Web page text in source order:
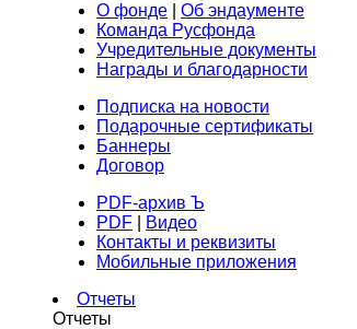
О фонде
Об эндаументе
Команда Русфонда
Учредительные документы
Награды и благодарности
Подписка на новости
Подарочные сертификаты
Баннеры
Договор
PDF-архив Ъ
PDF
Видео
Контакты и реквизиты
Мобильные приложения
Отчеты
Отчеты